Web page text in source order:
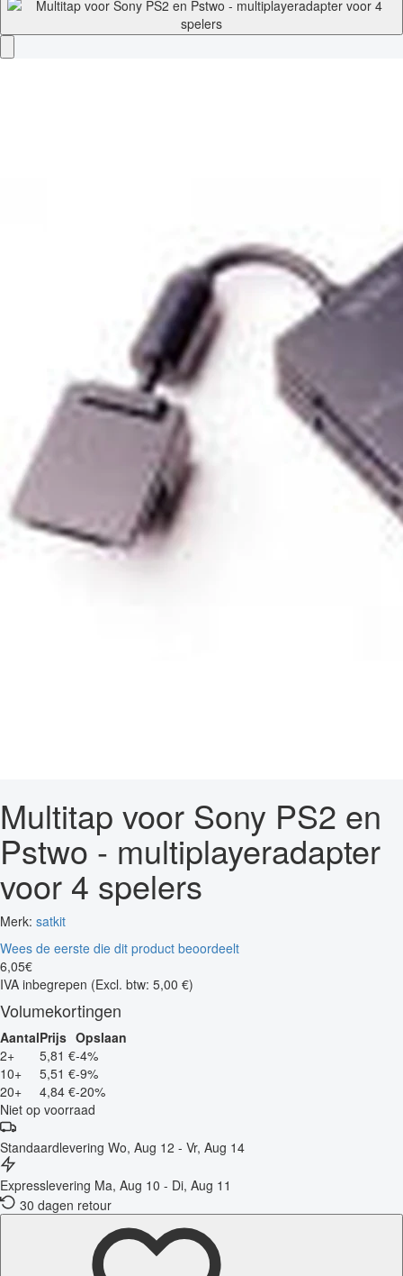
Multitap voor Sony PS2 en
Pstwo - multiplayeradapter
voor 4 spelers
Merk: satkit
Wees de eerste die dit product beoordeelt
6,05€
IVA inbegrepen (Excl. btw: 5,00 €)
Volumekortingen
AantalPrijs Opslaan
2+
5,81 €-4%
10+
5,51 €-9%
20+
4,84 €-20%
Niet op voorraad
Standaardlevering Wo, Aug 12 - Vr, Aug 14
Expresslevering Ma, Aug 10 - Di, Aug 11
30 dagen retour